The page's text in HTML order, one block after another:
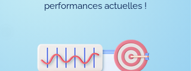
performances actuelles !